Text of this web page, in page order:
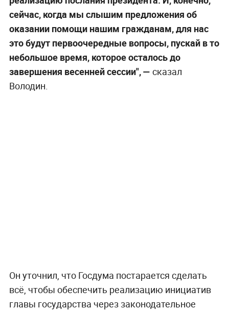
сейчас, когда мы слышим предложения об
оказании помощи нашим гражданам, для нас
это будут первоочередные вопросы, пускай в то
небольшое время, которое осталось до
завершения весенней сессии", — сказал
Володин.
Он уточнил, что Госдума постарается сделать
всё, чтобы обеспечить реализацию инициатив
главы государства через законодательное